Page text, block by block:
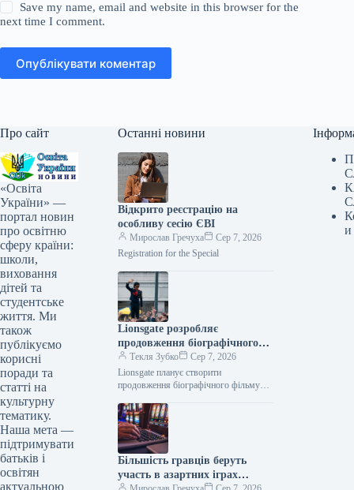
Save my name, email and website in this browser for the
next time I comment.
Опублікувати коментар
Про сайт
«Освіта
України» —
портал новин
про освітню
сферу країни:
школи,
виховання
дітей та
студентське
життя. Ми
також
публікуємо
корисні
поради та
статті на
культурну
тематику.
Наша мета —
підтримувати
батьків і
освітян
актуальною
Останні новини
Відкрито реєстрацію на
особливу сесію ЄВІ
Мирослав Гречуха
Сер 7, 2026
Registration for the Special
Lionsgate розробляє
продовження біографічного
фільму «Майкл»
Текля Зубко
Сер 7, 2026
Lionsgate планує створити
продовження біографічного фільму
Медіагігант Lionsgate, що має
канадське та американське
походження, веде розробку…
Більшість гравців беруть
участь в азартних іграх
и